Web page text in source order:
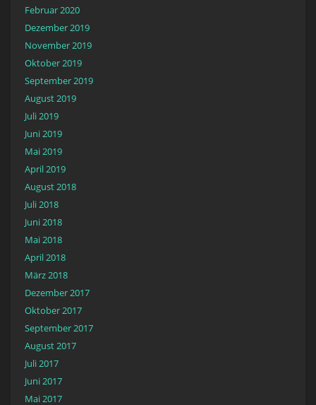
Februar 2020
Dezember 2019
November 2019
Oktober 2019
September 2019
August 2019
Juli 2019
Juni 2019
Mai 2019
April 2019
August 2018
Juli 2018
Juni 2018
Mai 2018
April 2018
März 2018
Dezember 2017
Oktober 2017
September 2017
August 2017
Juli 2017
Juni 2017
Mai 2017